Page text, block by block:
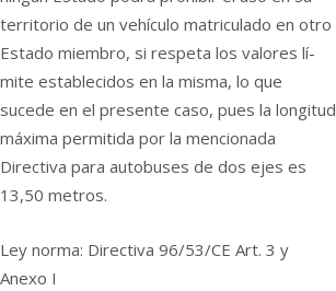
territorio de un vehí­culo matriculado en otro
Estado miembro, si respeta los valores lí­
mite establecidos en la misma, lo que
sucede en el presente caso, pues la longitud
máxima permitida por la mencionada
Directiva para autobuses de dos ejes es
13,50 metros.
Ley norma: Directiva 96/53/CE Art. 3 y
Anexo I